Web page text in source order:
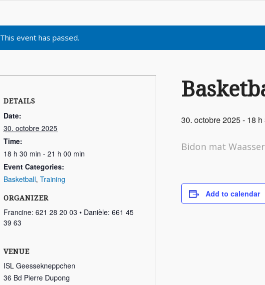
This event has passed.
30. octobre 2025 - 18
Bidon mat
Add to calendar
DETAILS
Date:
30. octobre 2025
Time:
18 h 30 min - 21 h 00 min
Event Categories:
Basketball, Training
ORGANIZER
Francine: 621 28 20 03 • Danièle: 661 45
39 63
VENUE
ISL Geessekneppchen
36 Bd Pierre Dupong